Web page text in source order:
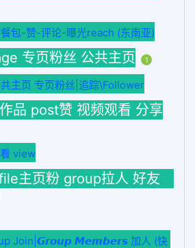
包-赞-评论-曝光reach (东南亚)
专页粉丝 公共主页 1
主页 专页粉丝|追踪\Follower
品 post赞 视频观看 分享
view
主页粉 group拉人 好友
Join|𝙂𝙧𝙤𝙪𝙥 𝙈𝙚𝙢𝙗𝙚𝙧𝙨 加人 (快